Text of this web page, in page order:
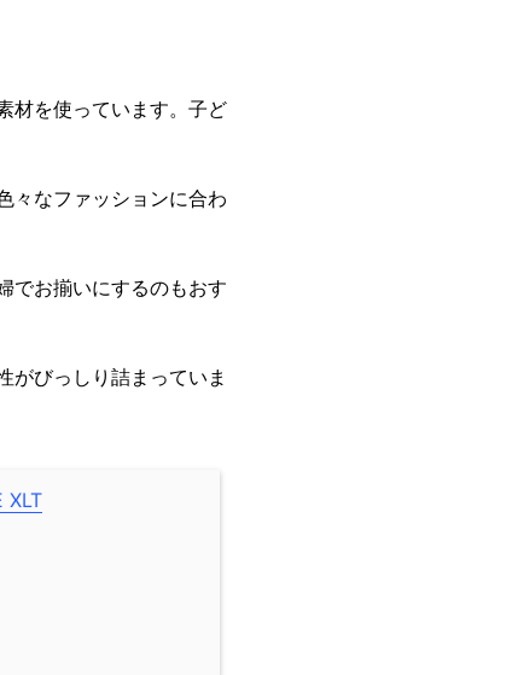
材を使っています。子ど
々なファッションに合わ
でお揃いにするのもおす
がびっしり詰まっていま
XLT